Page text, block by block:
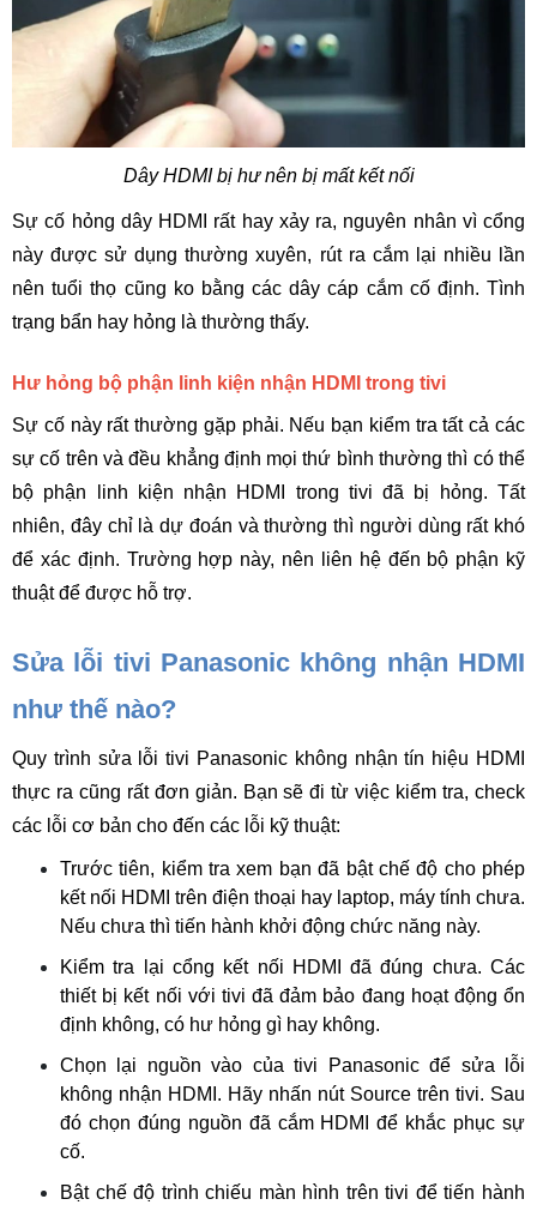
Dây HDMI bị hư nên bị mất kết nối
Sự cố hỏng dây HDMI rất hay xảy ra, nguyên nhân vì cổng
này được sử dụng thường xuyên, rút ra cắm lại nhiều lần
nên tuổi thọ cũng ko bằng các dây cáp cắm cố định. Tình
trạng bẩn hay hỏng là thường thấy.
Hư hỏng bộ phận linh kiện nhận HDMI trong tivi
Sự cố này rất thường gặp phải. Nếu bạn kiểm tra tất cả các
sự cố trên và đều khẳng định mọi thứ bình thường thì có thể
bộ phận linh kiện nhận HDMI trong tivi đã bị hỏng. Tất
nhiên, đây chỉ là dự đoán và thường thì người dùng rất khó
để xác định. Trường hợp này, nên liên hệ đến bộ phận kỹ
thuật để được hỗ trợ.
Sửa lỗi tivi Panasonic không nhận HDMI
như thế nào?
Quy trình sửa lỗi tivi Panasonic không nhận tín hiệu HDMI
thực ra cũng rất đơn giản. Bạn sẽ đi từ việc kiểm tra, check
các lỗi cơ bản cho đến các lỗi kỹ thuật:
Trước tiên, kiểm tra xem bạn đã bật chế độ cho phép
kết nối HDMI trên điện thoại hay laptop, máy tính chưa.
Nếu chưa thì tiến hành khởi động chức năng này.
Kiểm tra lại cổng kết nối HDMI đã đúng chưa. Các
thiết bị kết nối với tivi đã đảm bảo đang hoạt động ổn
định không, có hư hỏng gì hay không.
Chọn lại nguồn vào của tivi Panasonic để sửa lỗi
không nhận HDMI. Hãy nhấn nút Source trên tivi. Sau
đó chọn đúng nguồn đã cắm HDMI để khắc phục sự
cố.
Bật chế độ trình chiếu màn hình trên tivi để tiến hành